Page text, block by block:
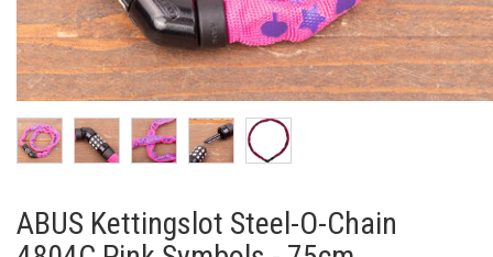
ABUS Kettingslot Steel-O-Chain